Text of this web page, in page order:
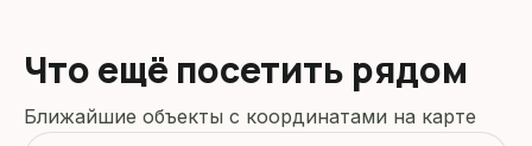
Что ещё посетить рядом
Ближайшие объекты с координатами на карте